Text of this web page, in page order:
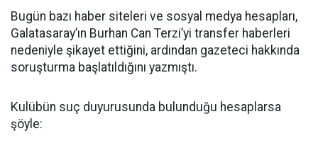
Bugün bazı haber siteleri ve sosyal medya hesapları,
Galatasaray’ın Burhan Can Terzi’yi transfer haberleri
nedeniyle şikayet ettiğini, ardından gazeteci hakkında
soruşturma başlatıldığını yazmıştı.
Kulübün suç duyurusunda bulunduğu hesaplarsa
şöyle: